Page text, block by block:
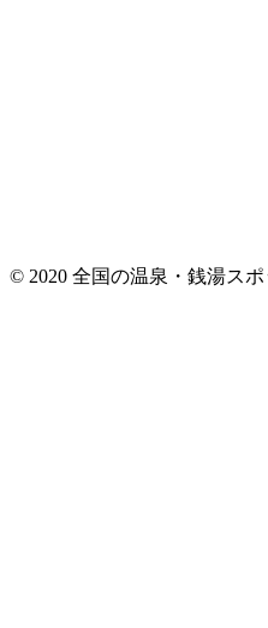
© 2020 全国の温泉・銭湯スポ